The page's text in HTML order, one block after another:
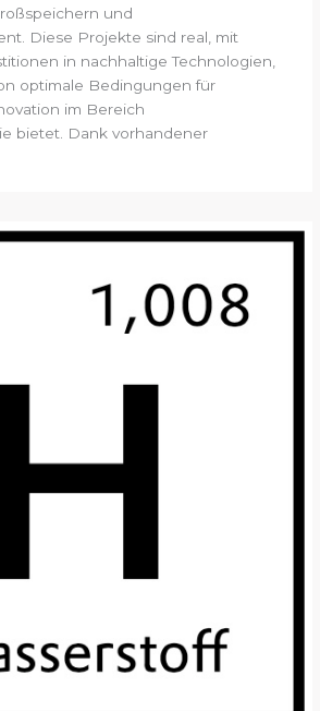
und
Diese Projekte sind real, mit
in nachhaltige Technologien,
optimale Bedingungen für
im Bereich
bietet. Dank vorhandener